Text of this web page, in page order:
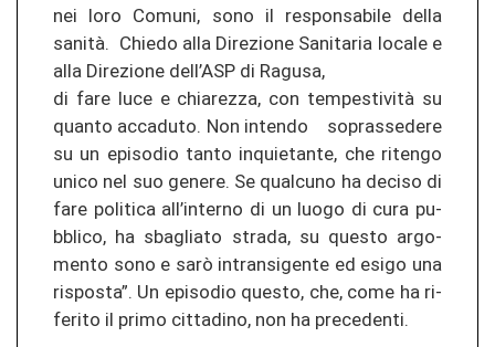
nei loro Co­mu­ni, sono il re­spon­sa­bi­le della
sanità. Chie­do alla Di­re­zio­ne Sa­ni­ta­ria lo­ca­le e
alla Di­re­zio­ne dell’ASP di Ra­gu­sa,
di fare luce e chia­re­z­za, con tempestività su
quan­to ac­ca­duto. Non in­ten­do so­pras­se­de­re
su un ep­iso­dio tanto in­quie­tan­te, che ri­ten­go
unico nel suo ge­ne­re. Se qual­cu­no ha de­ci­so di
fare po­li­ti­ca all’in­ter­no di un luogo di cura pu­
bbli­co, ha sbag­lia­to stra­da, su ques­to ar­go­
men­to sono e sarò in­trans­igen­te ed esigo una
ris­pos­ta”. Un ep­iso­dio ques­to, che, come ha ri­
fe­ri­to il primo cit­ta­di­no, non ha pre­ce­den­ti.